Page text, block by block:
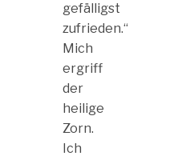
gefälligst
zufrieden.“
Mich
ergriff
der
heilige
Zorn.
Ich